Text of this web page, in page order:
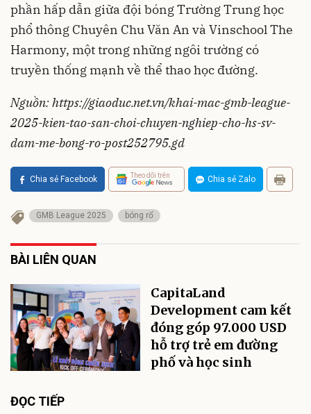
phần hấp dẫn giữa đội bóng Trường Trung học
phổ thông Chuyên Chu Văn An và Vinschool The
Harmony, một trong những ngôi trường có
truyền thống mạnh về thể thao học đường.
Nguồn: https://giaoduc.net.vn/khai-mac-gmb-league-
2025-kien-tao-san-choi-chuyen-nghiep-cho-hs-sv-
dam-me-bong-ro-post252795.gd
Chia sẻ Facebook Theo dõi trên Chia sẻ Zalo
GMB League 2025 bóng rổ
BÀI LIÊN QUAN
CapitaLand
Development cam kết
đóng góp 97.000 USD
hỗ trợ trẻ em đường
phố và học sinh
ĐỌC TIẾP